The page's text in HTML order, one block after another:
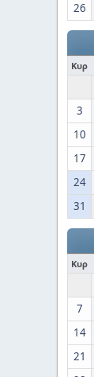
26
Κυρ
3
10
17
24
31
Κυρ
7
14
21